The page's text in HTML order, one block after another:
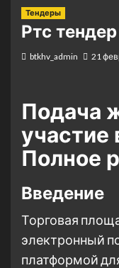
Тендеры
Ртс
btkhv_admin 21
Подача
участие
Полное
Введение
Торговая
электронный
платформой